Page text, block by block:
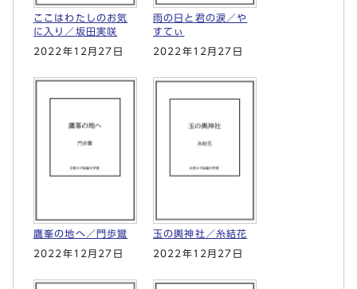
ここはわたしのお気
に入り／坂田実咲
2022年12月27日
雨の日と君の涙／や
すてぃ
2022年12月27日
鷹峯の地へ／門歩鸞
2022年12月27日
玉の輿神社／糸結花
2022年12月27日